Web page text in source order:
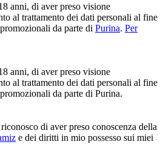
anni, di aver preso visione
al trattamento dei dati personali al fine
da parte di Purina. Per
anni, di aver preso visione
al trattamento dei dati personali al fine
da parte di Purina.
di aver preso conoscenza della
e dei diritti in mio possesso sui miei